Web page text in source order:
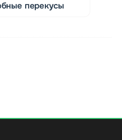
перекусы